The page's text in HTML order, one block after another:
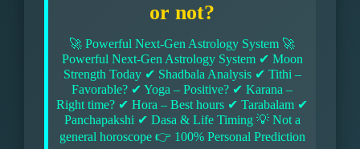
or not?
🚀 Powerful Next-Gen Astrology System 🚀
Powerful Next-Gen Astrology System ✔ Moon
Strength Today ✔ Shadbala Analysis ✔ Tithi –
Favorable? ✔ Yoga – Positive? ✔ Karana –
Right time? ✔ Hora – Best hours ✔ Tarabalam ✔
Panchapakshi ✔ Dasa & Life Timing 💡 Not a
general horoscope 👉 100% Personal Prediction